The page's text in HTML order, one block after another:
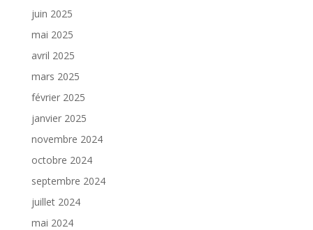
juin 2025
mai 2025
avril 2025
mars 2025
février 2025
janvier 2025
novembre 2024
octobre 2024
septembre 2024
juillet 2024
mai 2024